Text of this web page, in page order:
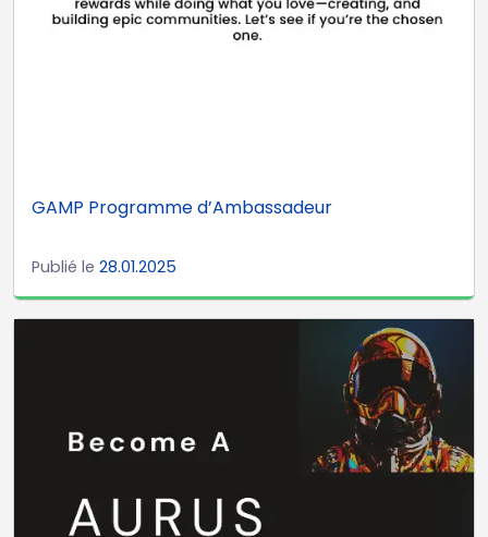
GAMP Programme d’Ambassadeur
Publié le 28.01.2025